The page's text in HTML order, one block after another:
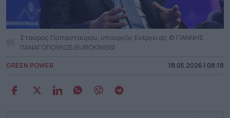
Σταύρος Παπασταύρου, υπουργός Ενέργειας © ΓΙΑΝΝΗΣ
ΠΑΝΑΓΟΠΟΥΛΟΣ/EUROKINISSI
GREEN POWER 18.05.2026 | 08:18